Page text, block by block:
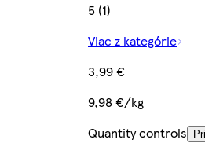
5 (1)
Viac z kategórie
3,99 €
9,98 €/kg
Quantity controls